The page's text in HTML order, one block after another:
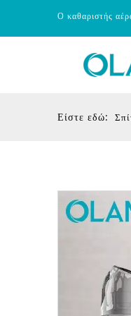
Ο καθαριστής
Είστε εδώ: